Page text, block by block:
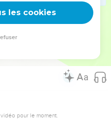
la nue en un jour de pluie,
éclatante, qui l'entourait :
l'Éternel. A cette vue, je
pour le moment.
les cookies